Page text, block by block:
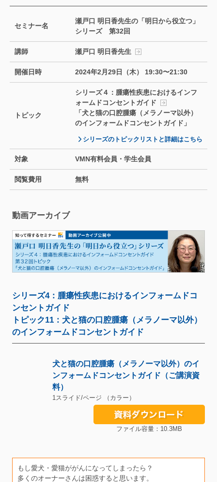
セミナー名
瀬戸口 明日香先生の「明日から役立つ」
シリーズ 第32回
講師 瀬戸口 明日香先生
開催日時 2024年2月29日（木） 19:30〜21:30
トピック
シリーズ４：腫瘍性疾患におけるインフ
ォームドコンセントガイド
「犬と猫の口腔腫瘍（メラノーマ以外）
のインフォームドコンセントガイド」
シリーズのトピックリストと詳細はこちら
対象 VMN有料会員・学生会員
閲覧費用 無料
動画アーカイブ
シリーズ4：腫瘍性疾患におけるインフォームドコ
ンセントガイド
トピック11：犬と猫の口腔腫瘍（メラノーマ以外）
のインフォームドコンセントガイド
犬と猫の口腔腫瘍（メラノーマ以外）のイ
ンフォームドコンセントガイド（ご講演資
料）
1スライド/ページ （カラー）
ファイル容量：10.3MB
もし愛犬・愛猫ががんになってしまったら？
多くのオーナーさんは困惑すると思います。